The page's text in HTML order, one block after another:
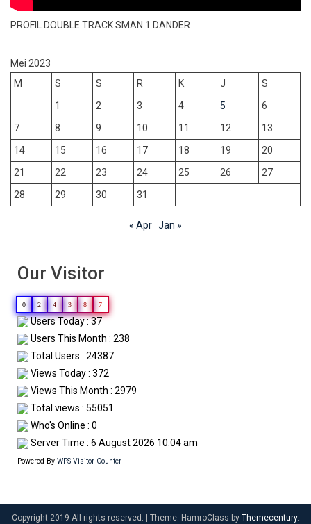
PROFIL DOUBLE TRACK SMAN 1 DANDER
Mei 2023
M
S S R K J
S
1
2 3 4 5
6
7
8 9 10 11 12
13
14
15 16 17 18 19
20
21
22 23 24 25 26
27
28
29 30 31
« Apr Jan »
Our Visitor
0 2 4 3 8 7
Users Today : 37
Users This Month : 238
Total Users : 24387
Views Today : 372
Views This Month : 2979
Total views : 55051
Who's Online : 0
Server Time : 6 August 2026 10:04 am
Powered By WPS Visitor Counter
Copyright 2019 All rights reserved. Theme: HamroClass by Themecentury.